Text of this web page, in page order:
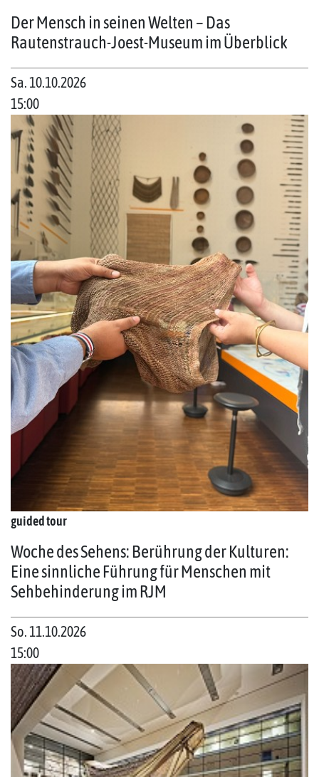
Der Mensch in seinen Welten – Das
Rautenstrauch-Joest-Museum im Überblick
Sa. 10.10.2026
15:00
guided tour
Woche des Sehens: Berührung der Kulturen:
Eine sinnliche Führung für Menschen mit
Sehbehinderung im RJM
So. 11.10.2026
15:00